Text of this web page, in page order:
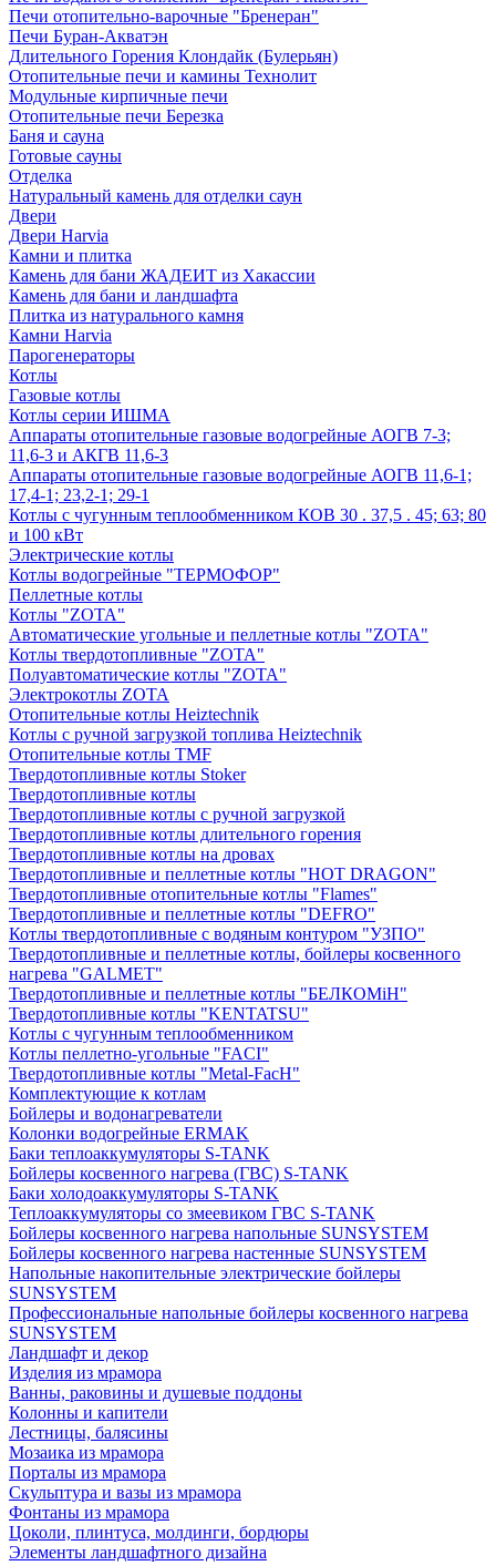
Печи отопительно-варочные "Бренеран"
Печи Буран-Акватэн
Длительного Горения Клондайк (Булерьян)
Отопительные печи и камины Технолит
Модульные кирпичные печи
Отопительные печи Березка
Баня и сауна
Готовые сауны
Отделка
Натуральный камень для отделки саун
Двери
Двери Harvia
Камни и плитка
Камень для бани ЖАДЕИТ из Хакассии
Камень для бани и ландшафта
Плитка из натурального камня
Камни Harvia
Парогенераторы
Котлы
Газовые котлы
Котлы серии ИШМА
Аппараты отопительные газовые водогрейные АОГВ 7-3;
11,6-3 и АКГВ 11,6-3
Аппараты отопительные газовые водогрейные АОГВ 11,6-1;
17,4-1; 23,2-1; 29-1
Котлы с чугунным теплообменником КОВ 30 . 37,5 . 45; 63; 80
и 100 кВт
Электрические котлы
Котлы водогрейные "ТЕРМОФОР"
Пеллетные котлы
Котлы "ZOTA"
Автоматические угольные и пеллетные котлы "ZOTA"
Котлы твердотопливные "ZOTA"
Полуавтоматические котлы "ZOTA"
Электрокотлы ZOTA
Отопительные котлы Heiztechnik
Котлы с ручной загрузкой топлива Heiztechnik
Отопительные котлы TMF
Твердотопливные котлы Stoker
Твердотопливные котлы
Твердотопливные котлы с ручной загрузкой
Твердотопливные котлы длительного горения
Твердотопливные котлы на дровах
Твердотопливные и пеллетные котлы "HOT DRAGON"
Твердотопливные отопительные котлы "Flames"
Твердотопливные и пеллетные котлы "DEFRO"
Котлы твердотопливные с водяным контуром "УЗПО"
Твердотопливные и пеллетные котлы, бойлеры косвенного
нагрева "GALMET"
Твердотопливные и пеллетные котлы "БЕЛКОМiН"
Твердотопливные котлы "KENTATSU"
Котлы с чугунным теплообменником
Котлы пеллетно-угольные "FACI"
Твердотопливные котлы "Metal-FacH"
Комплектующие к котлам
Бойлеры и водонагреватели
Колонки водогрейные ERMAK
Баки теплоаккумуляторы S-TANK
Бойлеры косвенного нагрева (ГВС) S-TANK
Баки холодоаккумуляторы S-TANK
Теплоаккумуляторы со змеевиком ГВС S-TANK
Бойлеры косвенного нагрева напольные SUNSYSTEM
Бойлеры косвенного нагрева настенные SUNSYSTEM
Напольные накопительные электрические бойлеры
SUNSYSTEM
Профессиональные напольные бойлеры косвенного нагрева
SUNSYSTEM
Ландшафт и декор
Изделия из мрамора
Ванны, раковины и душевые поддоны
Колонны и капители
Лестницы, балясины
Мозаика из мрамора
Порталы из мрамора
Скульптура и вазы из мрамора
Фонтаны из мрамора
Цоколи, плинтуса, молдинги, бордюры
Элементы ландшафтного дизайна